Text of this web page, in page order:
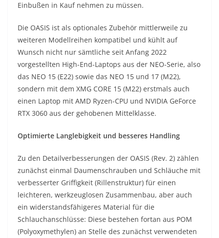
Einbußen in Kauf nehmen zu müssen.
Die OASIS ist als optionales Zubehör mittlerweile zu
weiteren Modellreihen kompatibel und kühlt auf
Wunsch nicht nur sämtliche seit Anfang 2022
vorgestellten High-End-Laptops aus der NEO-Serie, also
das NEO 15 (E22) sowie das NEO 15 und 17 (M22),
sondern mit dem XMG CORE 15 (M22) erstmals auch
einen Laptop mit AMD Ryzen-CPU und NVIDIA GeForce
RTX 3060 aus der gehobenen Mittelklasse.
Optimierte Langlebigkeit und besseres Handling
Zu den Detailverbesserungen der OASIS (Rev. 2) zählen
zunächst einmal Daumenschrauben und Schläuche mit
verbesserter Griffigkeit (Rillenstruktur) für einen
leichteren, werkzeuglosen Zusammenbau, aber auch
ein widerstandsfähigeres Material für die
Schlauchanschlüsse: Diese bestehen fortan aus POM
(Polyoxymethylen) an Stelle des zunächst verwendeten